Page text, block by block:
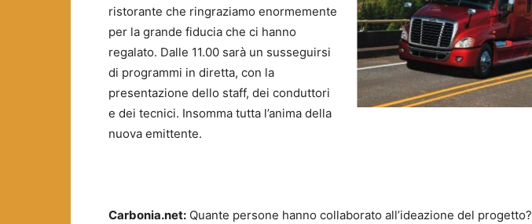
ristorante che ringraziamo enormemente
per la grande fiducia che ci hanno
regalato. Dalle 11.00 sarà un susseguirsi
di programmi in diretta, con la
presentazione dello staff, dei conduttori
e dei tecnici. Insomma tutta l’anima della
nuova emittente.
Carbonia.net: Quante persone hanno collaborato all’ideazione del progetto?